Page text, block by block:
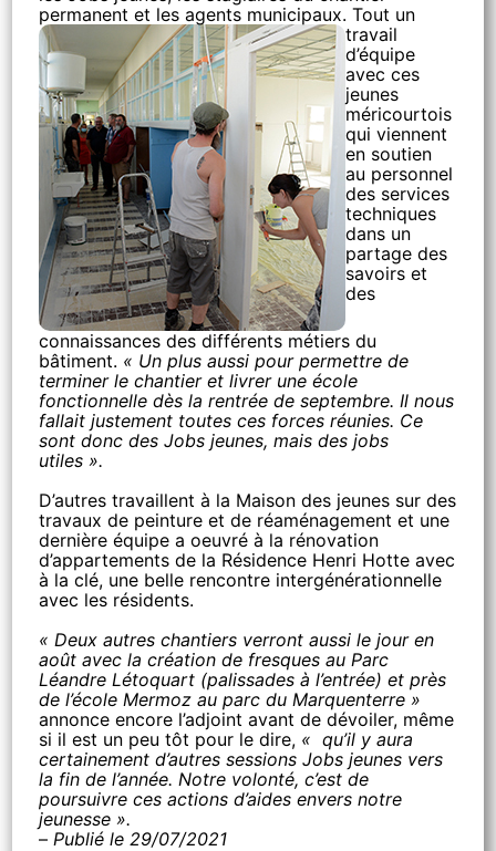
permanent et les agents municipaux.Tout un
travail
d’équipe
avec ces
jeunes
méricourtois
qui viennent
en soutien
au personnel
des services
techniques
dans un
partage des
savoirs et
des
connaissances des différents métiers du
bâtiment. « Un plus aussi pour permettre de
terminer le chantier et livrer une école
fonctionnelle dès la rentrée de septembre. Il nous
fallait justement toutes ces forces réunies. Ce
sont donc des Jobs jeunes, mais des jobs
utiles ».
D’autres travaillent à la Maison des jeunes sur des
travaux de peinture et de réaménagement et une
dernière équipe a oeuvré à la rénovation
d’appartements de la Résidence Henri Hotte avec
à la clé, une belle rencontre intergénérationnelle
avec les résidents.
« Deux autres chantiers verront aussi le jour en
août avec la création de fresques au Parc
Léandre Létoquart (palissades à l’entrée) et près
de l’école Mermoz au parc du Marquenterre »
annonce encore l’adjoint avant de dévoiler, même
si il est un peu tôt pour le dire, « qu’il y aura
certainement d’autres sessions Jobs jeunes vers
la fin de l’année. Notre volonté, c’est de
poursuivre ces actions d’aides envers notre
jeunesse ».
–Publié le 29/07/2021